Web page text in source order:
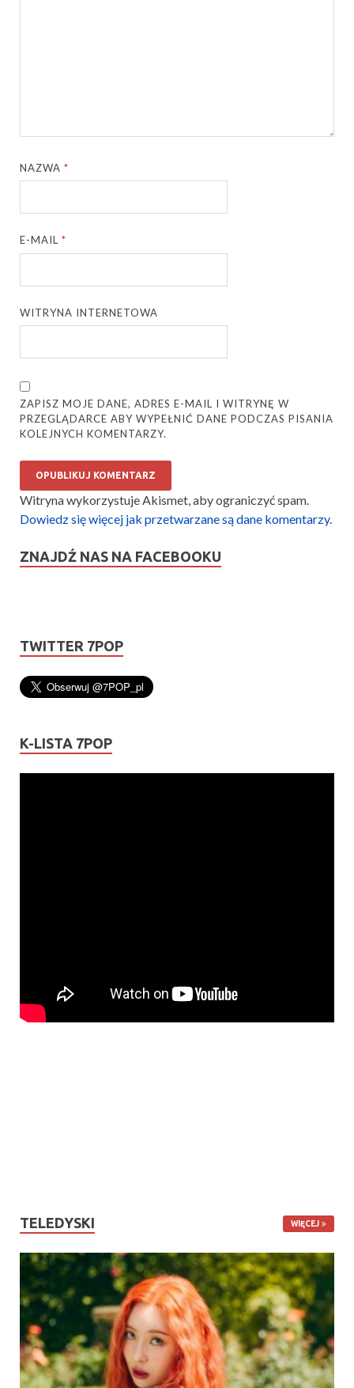
NAZWA*
E-MAIL*
WITRYNA INTERNETOWA
ZAPISZ MOJE DANE, ADRES E-MAIL I WITRYNĘ W
PRZEGLĄDARCE ABY WYPEŁNIĆ DANE PODCZAS PISANIA
KOLEJNYCH KOMENTARZY.
Witryna wykorzystuje Akismet, aby ograniczyć spam.
Dowiedz się więcej jak przetwarzane są dane komentarzy.
ZNAJDŹ NAS NA FACEBOOKU
TWITTER 7POP
K-LISTA 7POP
TELEDYSKI WIĘCEJ